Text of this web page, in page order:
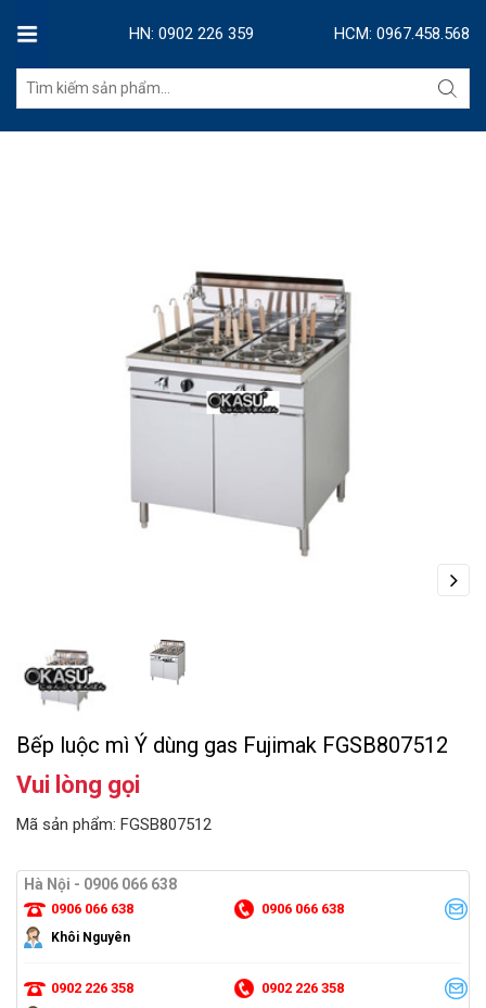
HN: 0902 226 359 HCM: 0967.458.568
Bếp luộc mì Ý dùng gas Fujimak FGSB807512
Vui lòng gọi
Mã sản phẩm: FGSB807512
Hà Nội - 0906 066 638
0906 066 638 0906 066 638
Khôi Nguyên
0902 226 358 0902 226 358